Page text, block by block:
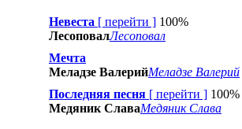
Невеста [ перейти ] 100%
ЛесоповалЛесоповал
Мечта
Меладзе ВалерийМеладзе Валерий
Последняя песня [ перейти ] 100%
Медяник СлаваМедяник Слава